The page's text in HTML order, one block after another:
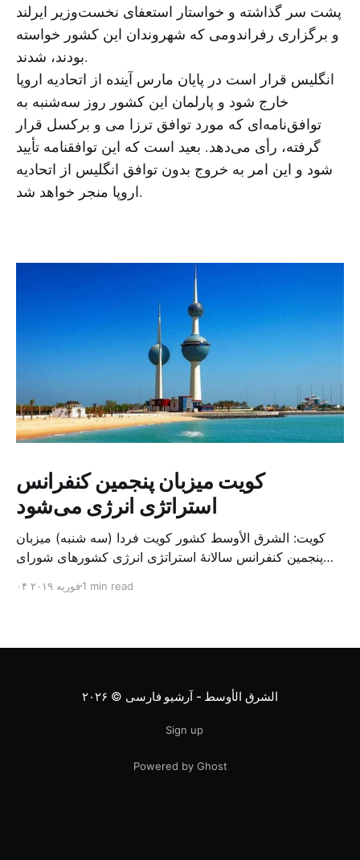
پشت سر گذاشته و خواستار استعفای نخست‌وزیر ایرلند
و برگزاری رفراندومی که شهروندان این کشور خواسته
بودند، شدند.
انگلیس قرار است در پایان مارس آینده از اتحادیه اروپا
خارج شود و پارلمان این کشور روز سه‌شنبه به
توافق‌نامه‌ای که مورد توافق ترزا می و برکسل قرار
گرفته، رأی می‌دهد. بعید است که این توافقنامه تأیید
شود و این امر به خروج بدون توافق انگلیس از اتحادیه
اروپا منجر خواهد شد.
کویت میزبان پنجمین کنفرانس
استراتژی انرژی می‌شود
کویت: الشرق الأوسط کشور کویت فردا (سه شنبه) میزبان
پنجمین کنفرانس سالانهٔ استراتژی انرژی کشورهای شورای
متخصص از شرکت‌های جهانی نفت و گاز در این کنفرانس
۰۴ فوریه ۲۰۱۹1 min read
الشرق الأوسط - آرشیو فارسی © ۲۰۲۶
Sign up
Powered by Ghost